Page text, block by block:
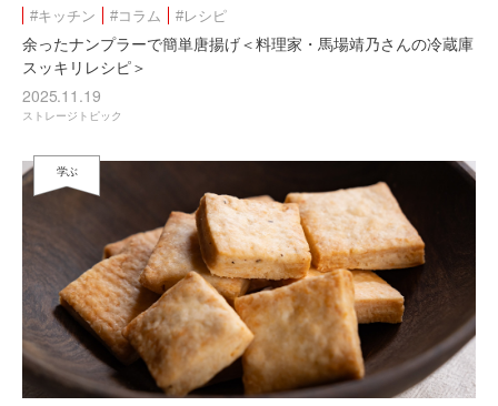
#キッチン #コラム #レシピ
余ったナンプラーで簡単唐揚げ＜料理家・馬場靖乃さんの冷蔵庫
スッキリレシピ＞
2025.11.19
ストレージトピック
学ぶ